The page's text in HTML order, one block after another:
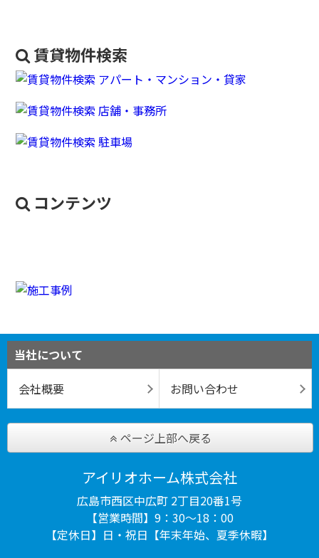
賃貸物件検索
コンテンツ
当社について
会社概要
お問い合わせ
ページ上部へ戻る
アイリオホーム株式会社
広島市西区中広町 2丁目20番1号
【営業時間】9：30～18：00
【定休日】日・祝日【年末年始、夏季休暇】